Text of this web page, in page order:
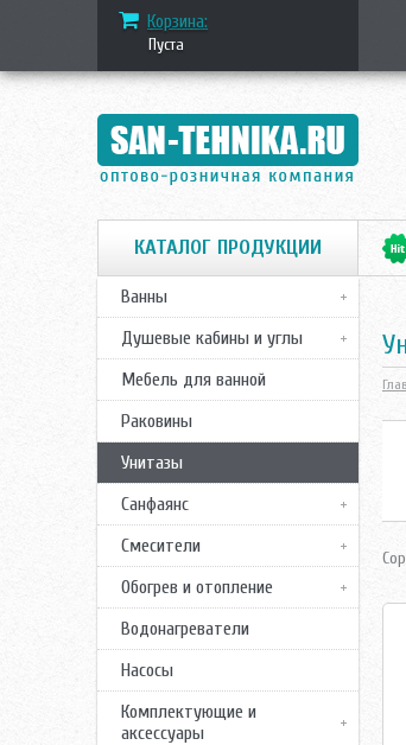
Корзина:
Пуста
КАТАЛОГ ПРОДУКЦИИ
Ванны
Душевые кабины и углы
Мебель для ванной
Раковины
Унитазы
Санфаянс
Смесители
Обогрев и отопление
Водонагреватели
Насосы
Комплектующие и
аксессуары